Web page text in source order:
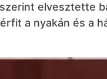
elvesztette
a nyakán és a